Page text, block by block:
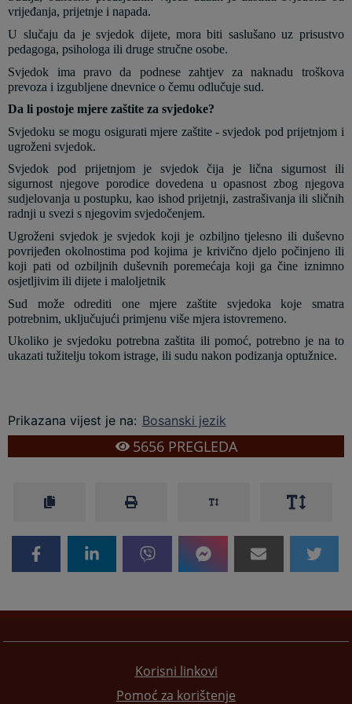
vrijeđanja, prijetnje i napada.
U slučaju da je svjedok dijete, mora biti saslušano uz prisustvo
pedagoga, psihologa ili druge stručne osobe.
Svjedok ima pravo da podnese zahtjev za naknadu troškova
prevoza i izgubljene dnevnice o čemu odlučuje sud.
Da li postoje mjere zaštite za svjedoke?
Svjedoku se mogu osigurati mjere zaštite - svjedok pod prijetnjom i
ugroženi svjedok.
Svjedok pod prijetnjom je svjedok čija je lična sigurnost ili
sigurnost njegove porodice dovedena u opasnost zbog njegova
sudjelovanja u postupku, kao ishod prijetnji, zastrašivanja ili sličnih
radnji u svezi s njegovim svjedočenjem.
Ugroženi svjedok je svjedok koji je ozbiljno tjelesno ili duševno
povrijeđen okolnostima pod kojima je krivično djelo počinjeno ili
koji pati od ozbiljnih duševnih poremećaja koji ga čine iznimno
osjetljivim ili dijete i maloljetnik
Sud može odrediti one mjere zaštite svjedoka koje smatra
potrebnim, uključujući primjenu više mjera istovremeno.
Ukoliko je svjedoku potrebna zaštita ili pomoć, potrebno je na to
ukazati tužitelju tokom istrage, ili sudu nakon podizanja optužnice.
Prikazana vijest je na: Bosanski jezik
5656PREGLEDA
Korisni linkovi
Pomoć za korištenje